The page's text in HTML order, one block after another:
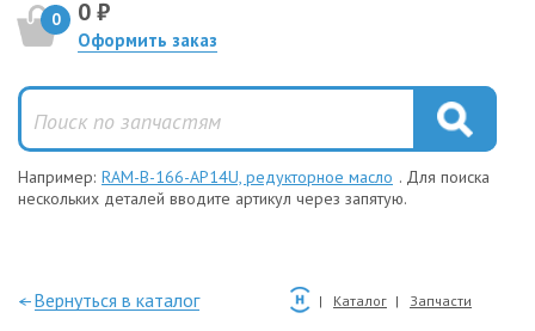
0 0 ₽
Оформить заказ
Например: RAM-B-166-AP14U, редукторное масло . Для поиска
нескольких деталей вводите артикул через запятую.
—Вернуться в каталог Каталог Запчасти